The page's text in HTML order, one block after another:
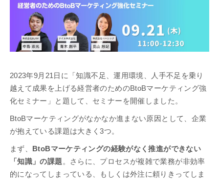
2023年9月21日に「知識不足、運用環境、人手不足を乗り
越えて成果を上げる経営者のためのBtoBマーケティング強
化セミナー」と題して、セミナーを開催しました。
BtoBマーケティングがなかなか進まない原因として、企業
が抱えている課題は大きく3つ。
まず、 BtoBマーケティングの経験がなく推進ができない
「知識」の課題 。さらに、プロセスが複雑で業務が非効率
的になってしまっている、もしくは外注に頼りきってしま